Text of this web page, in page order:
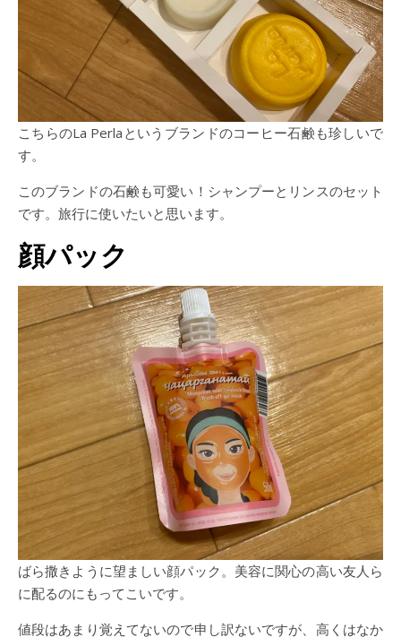
こちらのLa Perlaというブランドのコーヒー石鹸も珍しいで
す。
このブランドの石鹸も可愛い！シャンプーとリンスのセット
です。旅行に使いたいと思います。
顔パック
ばら撒きように望ましい顔パック。美容に関心の高い友人ら
に配るのにもってこいです。
値段はあまり覚えてないので申し訳ないですが、高くはなか